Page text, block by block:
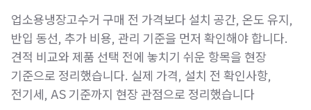
업소용냉장고수거 구매 전 가격보다 설치 공간, 온도 유지,
반입 동선, 추가 비용, 관리 기준을 먼저 확인해야 합니다.
견적 비교와 제품 선택 전에 놓치기 쉬운 항목을 현장
기준으로 정리했습니다. 실제 가격, 설치 전 확인사항,
전기세, AS 기준까지 현장 관점으로 정리했습니다